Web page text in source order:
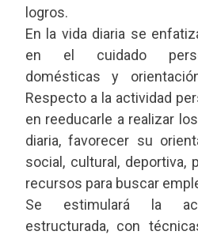
logros.
En la vida diaria se
en el cuidado
domésticas y
Respecto a la actividad
en reeducarle a realizar
diaria, favorecer su
social, cultural, deportiva,
recursos para buscar
Se estimulará la
estructurada, con